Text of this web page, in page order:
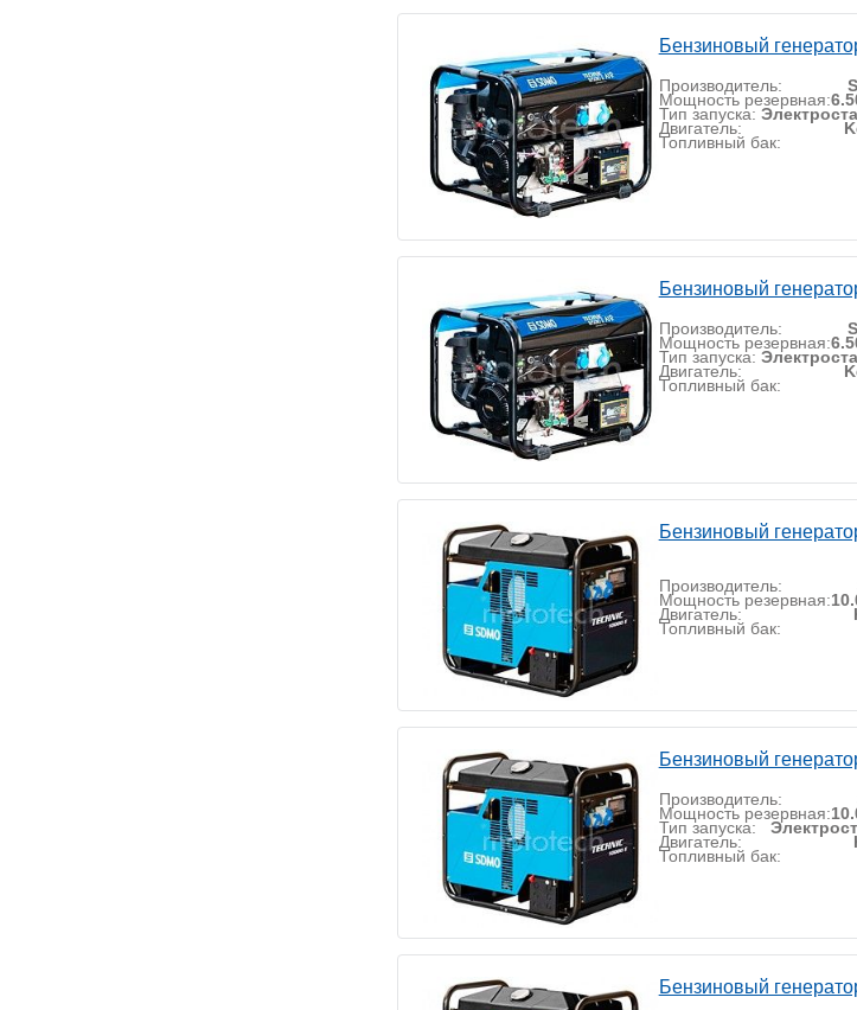
Бензиновый
Производитель:
Мощность резервная:
Тип запуска:
Двигатель:
Топливный бак:
Бензиновый
Производитель:
Мощность резервная:
Тип запуска:
Двигатель:
Топливный бак:
Бензиновый
Производитель:
Мощность резервная:
Двигатель:
Топливный бак:
Бензиновый
Производитель:
Мощность резервная:
Тип запуска:
Двигатель:
Топливный бак:
Бензиновый